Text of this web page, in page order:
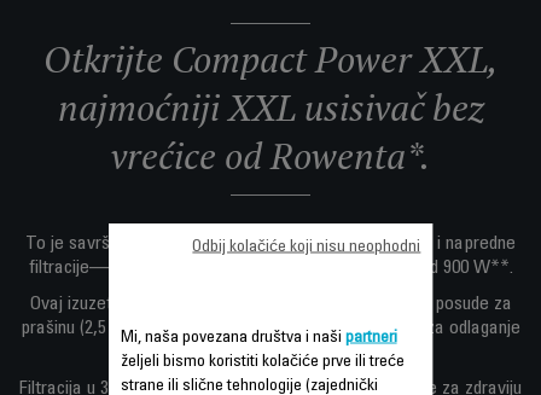
Otkrijte Compact Power XXL,
najmoćniji XXL usisivač bez
vrećice od Rowenta*.
To je savršena kombinacija ekstremne snage čišćenja i napredne
filtracije—sve sa snažnim motorom niske potrošnje od 900 W**.
Ovaj izuzetni usisivač sa posudom nudi XXL kapacitet posude za
prašinu (2,5 L) u aerodinamičnom, kompaktnom okviru za odlaganje
bez napora.
Filtracija u 3 nivoa hvata više od 99,98% čestica prašine za zdraviju
Mi, naša povezana društva i naši partneri
željeli bismo koristiti kolačiće prve ili treće
strane ili slične tehnologije (zajednički
Odbij kolačiće koji nisu neophodni